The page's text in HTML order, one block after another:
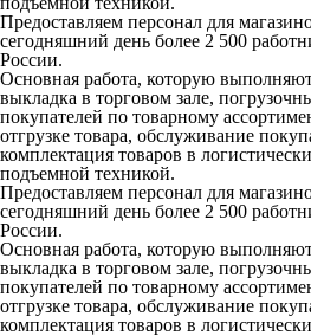
Предоставляем персонал для
сегодняшний день более 2 500
России.
Основная работа, которую
выкладка в торговом зале,
покупателей по товарному
отгрузке товара, обслуживание
комплектация товаров в
подъемной техникой.
Предоставляем персонал для
сегодняшний день более 2 500
России.
Основная работа, которую
выкладка в торговом зале,
покупателей по товарному
отгрузке товара, обслуживание
комплектация товаров в